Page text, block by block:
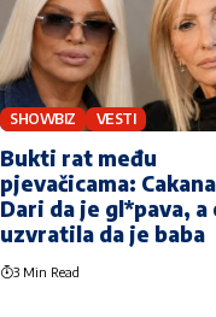
SHOWBIZ VESTI
Bukti rat među
pjevačicama:
Dari da je gl*pava, a
uzvratila da je baba
3 Min Read